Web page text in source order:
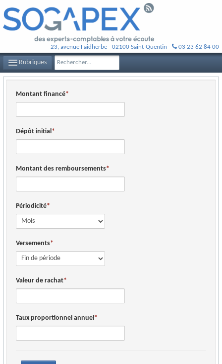
23, avenue Faidherbe - 02100 Saint-Quentin - 03 23 62 84 00
Rubriques
NOS MISSIONS
PLAN D'ACCÈS
INFOS DE GESTION
ECHANGES SÉCURISÉS
AFFAIRES À REPRENDRE
INFOS
Montant financé
Dépôt initial
Montant des remboursements
Périodicité
Versements
Valeur de rachat
Taux proportionnel annuel